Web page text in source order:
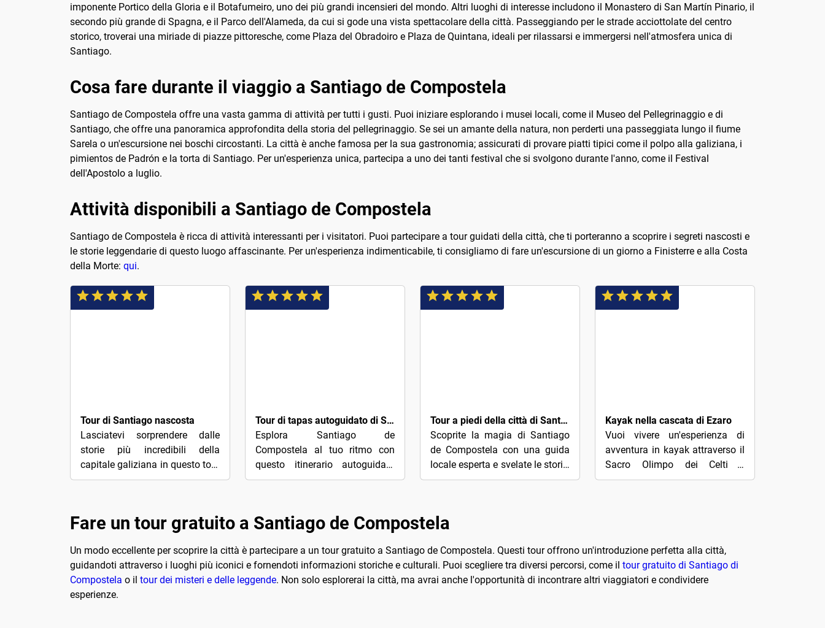
imponente Portico della Gloria e il Botafumeiro, uno dei più grandi incensieri del mondo. Altri luoghi di interesse includono il Monastero di San Martín Pinario, il
secondo più grande di Spagna, e il Parco dell'Alameda, da cui si gode una vista spettacolare della città. Passeggiando per le strade acciottolate del centro
storico, troverai una miriade di piazze pittoresche, come Plaza del Obradoiro e Plaza de Quintana, ideali per rilassarsi e immergersi nell'atmosfera unica di
Santiago.
Cosa fare durante il viaggio a Santiago de Compostela
Santiago de Compostela offre una vasta gamma di attività per tutti i gusti. Puoi iniziare esplorando i musei locali, come il Museo del Pellegrinaggio e di
Santiago, che offre una panoramica approfondita della storia del pellegrinaggio. Se sei un amante della natura, non perderti una passeggiata lungo il fiume
Sarela o un'escursione nei boschi circostanti. La città è anche famosa per la sua gastronomia; assicurati di provare piatti tipici come il polpo alla galiziana, i
pimientos de Padrón e la torta di Santiago. Per un'esperienza unica, partecipa a uno dei tanti festival che si svolgono durante l'anno, come il Festival
dell'Apostolo a luglio.
Attività disponibili a Santiago de Compostela
Santiago de Compostela è ricca di attività interessanti per i visitatori. Puoi partecipare a tour guidati della città, che ti porteranno a scoprire i segreti nascosti e
le storie leggendarie di questo luogo affascinante. Per un'esperienza indimenticabile, ti consigliamo di fare un'escursione di un giorno a Finisterre e alla Costa
della Morte: qui.
Tour di Santiago nascosta
Lasciatevi sorprendere dalle
storie più incredibili della
capitale galiziana in questo tour
della "Santiago nascosta". Vi
Tour di tapas autoguidato di Santiago de Compostela
Esplora Santiago de
Compostela al tuo ritmo con
questo itinerario autoguidato
dedicato alle tapas. Al
Tour a piedi della città di Santiago de Compostela
Scoprite la magia di Santiago
de Compostela con una guida
locale esperta e svelate le storie,
le leggende e gli angoli nascosti
Kayak nella cascata di Ezaro
Vuoi vivere un'esperienza di
avventura in kayak attraverso il
Sacro Olimpo dei Celti e
contemplare la cascata di
Fare un tour gratuito a Santiago de Compostela
Un modo eccellente per scoprire la città è partecipare a un tour gratuito a Santiago de Compostela. Questi tour offrono un'introduzione perfetta alla città,
guidandoti attraverso i luoghi più iconici e fornendoti informazioni storiche e culturali. Puoi scegliere tra diversi percorsi, come il tour gratuito di Santiago di
Compostela o il tour dei misteri e delle leggende. Non solo esplorerai la città, ma avrai anche l'opportunità di incontrare altri viaggiatori e condividere
esperienze.